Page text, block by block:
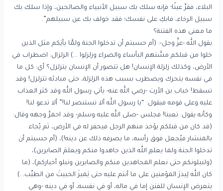
البلاء، فقرَّ عينًا؛ فإنه سلك بك سبيل الأنبياء والصالحين، وإذا سلك بك
سبيل الرخاء، فابكِ على نفسك؛ فقد خولف بك عن سبيلهم”.
ما معنى هذه الفتنة؟
يقول الله -عزَّ وجل-: (أم حسبتم أن تدخلوا الجنة ولمَّا يأتِكم مثل الذين
خلوا من قبلكم مسَّتهم البأساء والضراء وزلزلوا …) الزلزال: اضطراب في
الأرض، وكذلك زلزلة الإنسان! هل تتصور أن الإنسان يتزلزل؟ أي: كل ما
في نفسه يتحرك ويضطرب بسبب هذه الزلزلة، حتى مبادئه تتزلزل! وقد
تسقط! خباب بن الأرت -رضي الله عنه- يأتي رسول الله وقد كثر العذاب
عليه وعلى قومه فيقول: “يا رسول الله ألا تستنصر لنا!” ألا تدعو لنا!
وكأنه يقول: تعبنا! فجلس -صلى الله عليه وسلم- وقد احمرَّ وجهه وقال:
(قد كان من قبلكم يؤخذ منهم الرجل فيحفر له في الأرض، ثم يُجاء
بالمنشار فيُجعل فوق رأسه، ما يصرفه ذلك عن دينه!)، (أم حسبتم أن
تدخلوا الجنة ولما يعلمِ الله الذين جاهدوا منكم ويعلمَ الصابرين)،
(ولنبلونكم حتى نعلم المجاهدين منكم والصابرين ونبلو أخباركم)، (ما
كان الله لِيذرَ المؤمنين على ما أنتم عليه حتى يَميزَ الخبيثَ من الطيِّب…)
يتعرض الإنسان للفتن إما في ماله، أو في نفسه، أو في دينه -وهي